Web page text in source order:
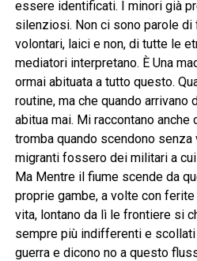
essere identificati. I minori già
silenziosi. Non ci sono parole di
volontari, laici e non, di tutte le
mediatori interpretano. È Una
ormai abituata a tutto questo.
routine, ma che quando arrivano
abitua mai. Mi raccontano anche
tromba quando scendono
migranti fossero dei militari a
Ma Mentre il fiume scende da
proprie gambe, a volte con
vita, lontano da lì le frontiere si
sempre più indifferenti e
guerra e dicono no a questo